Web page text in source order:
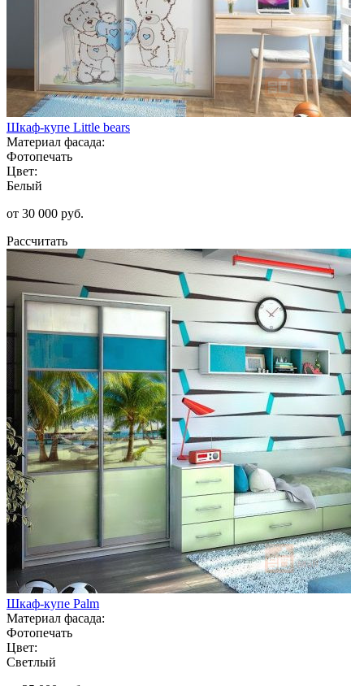
Шкаф-купе Little bears
Материал фасада:
Фотопечать
Цвет:
Белый
от 30 000 руб.
Рассчитать
Шкаф-купе Palm
Материал фасада:
Фотопечать
Цвет:
Светлый